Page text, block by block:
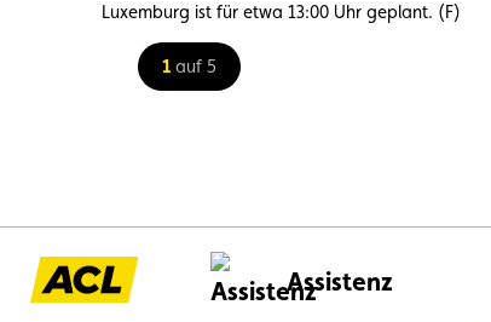
Luxemburg ist für etwa 13:00 Uhr geplant. (F)
1 auf 5
Assistenz